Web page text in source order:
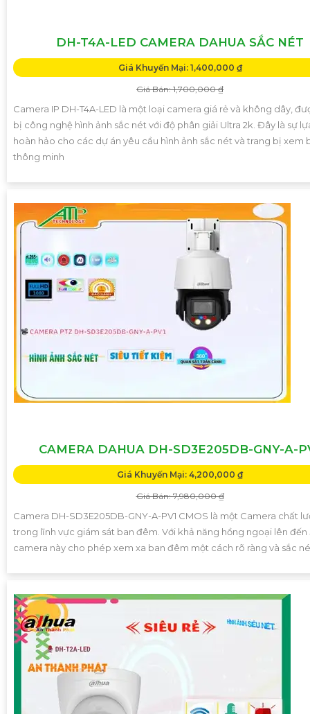
DH-T4A-LED CAMERA DAHUA SẮC NÉT
Giá Khuyến Mại: 1,400,000 ₫
Giá Bán: 1,700,000 ₫
Camera IP DH-T4A-LED là một loại camera giá rẻ và không dây,
bị công nghệ hình ảnh sắc nét với độ phân giải Ultra 2k. Đây là sự
hoàn hảo cho các dự án yêu cầu hình ảnh sắc nét và trang bị xem
thông minh
CAMERA DAHUA DH-SD3E205DB-GNY-A-
Giá Khuyến Mại: 4,200,000 ₫
Giá Bán: 7,980,000 ₫
Camera DH-SD3E205DB-GNY-A-PV1 CMOS là một Camera chất
trong lĩnh vực giám sát ban đêm. Với khả năng hồng ngoại lên đến
camera này cho phép xem xa ban đêm một cách rõ ràng và sắc